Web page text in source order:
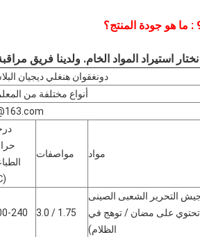
: ما هو جودة المنتج؟
نختار استيراد المواد الخام. ولدينا فريق
دونغقوان هنغلي ديجيان
أنواع مختلفة من
مواد مواصفات
التحرير الشعبى الصينى
على مضان / توهج في
الظلام)
1.75 / 3.0
240